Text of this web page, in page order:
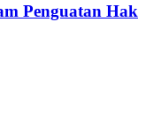
Penguatan Hak